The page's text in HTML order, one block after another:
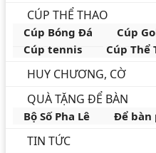
CÚP THỂ THAO
Cúp Bóng Đá Cúp
Cúp tennis
Cúp Thể
HUY CHƯƠNG, CỜ
QUÀ TẶNG ĐỂ BÀN
Bộ Số Pha Lê Để bàn
TIN TỨC